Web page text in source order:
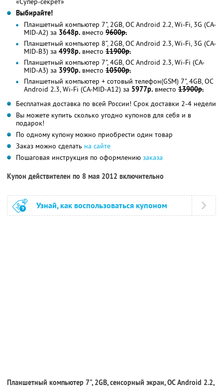
Выбирайте!
Планшетный компьютер 7", 2GB, ОС Android 2.2, Wi-Fi, 3G (CA-
MID-A2) за 3648р. вместо 9600р.
Планшетный компьютер 8”, 2GB, ОС Android 2.3, Wi-Fi, 3G (CA-
MID-B3) за 4998р. вместо 11900р.
Планшетный компьютер 7", 4GB, ОС Android 2.3, Wi-Fi (CA-
MID-A3) за 3990р. вместо 10500р.
Планшетный компьютер + сотовый телефон(GSM) 7", 4GB, OC
Android 2.3, Wi-Fi (CA-MID-A12) за 5977р. вместо 13900р.
Бесплатная доставка по всей России! Срок доставки 2-4 недели
Вы можете купить сколько угодно купонов для себя и в
подарок!
По одному купону можно приобрести один товар
Заказ можно сделать на сайте
Пошаговая инструкция по оформлению заказа
Купон действителен по 8 мая 2012 включительно
Узнай, как воспользоваться купоном
Планшетный компьютер 7", 2GB, сенсорный экран, ОС Android 2.2,